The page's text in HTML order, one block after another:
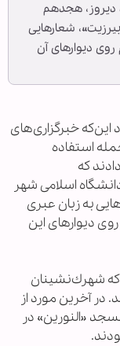
ديروز، هجدهم
شعارهايی
ديوارهای آن
اين‌كه خبرگزاری‌های
استفاده
كه
اسلامی شهر
به زبان عبری
ديوار‌های اين
كه شهرك‌نشينان
در آخرين مورد از
«النورين» در